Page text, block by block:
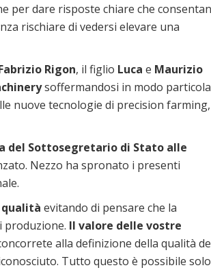
per dare risposte chiare che
rischiare di vedersi elevare una
Rigon, il figlio Luca e Maurizio
soffermandosi in modo
nuove tecnologie di precision
del Sottosegretario di Stato alle
Nezzo ha spronato i presenti
evitando di pensare che la
produzione. Il valore delle vostre
alla definizione della qualità
Tutto questo è possibile solo